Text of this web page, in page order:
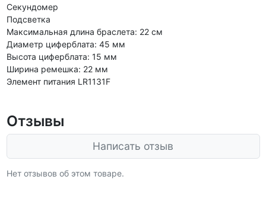
Секундомер
Подсветка
Максимальная длина браслета: 22 см
Диаметр циферблата: 45 мм
Высота циферблата: 15 мм
Ширина ремешка: 22 мм
Элемент питания LR1131F
Отзывы
Написать отзыв
Нет отзывов об этом товаре.